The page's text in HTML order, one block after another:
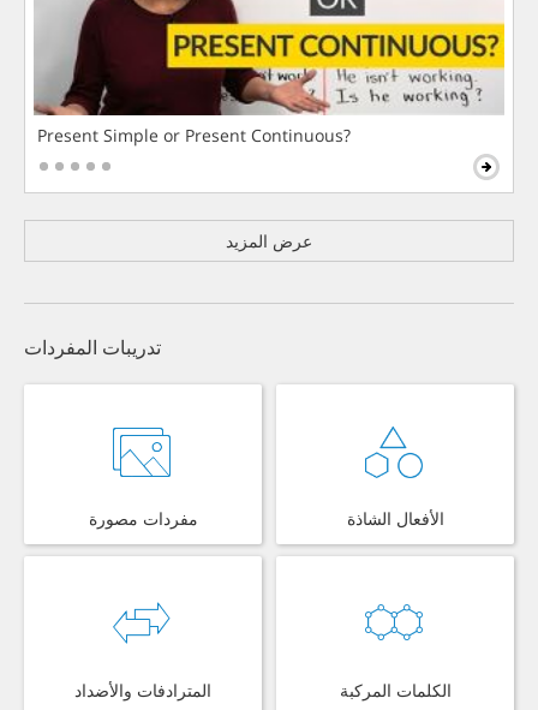
Present Simple or Present Continuous?
عرض المزيد
تدريبات المفردات
مفردات مصورة الأفعال الشاذة
المترادفات والأضداد الكلمات المركبة